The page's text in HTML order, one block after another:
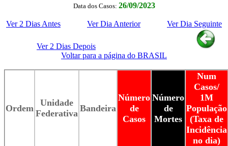
Data dos Casos: 26/09/2023
Ver 2 Dias Antes Ver Dia Anterior Ver Dia Seguinte
Ver 2 Dias Depois
Voltar para a página do BRASIL
Ordem
Unidade
Federativa Bandeira
Número
de
Casos
Número
de
Mortes
Num
Casos/
1M
População
(Taxa de
Incidência
no dia)